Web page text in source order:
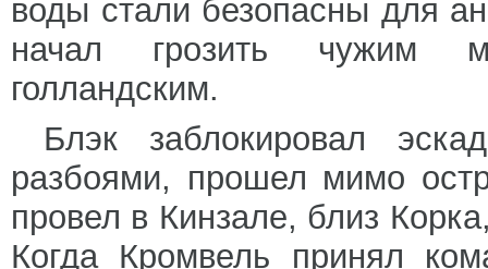
воды стали безопасны для
начал грозить чужим
голландским.
Блэк заблокировал
разбоями, прошел мимо
провел в Кинзале, близ
Когда Кромвель принял